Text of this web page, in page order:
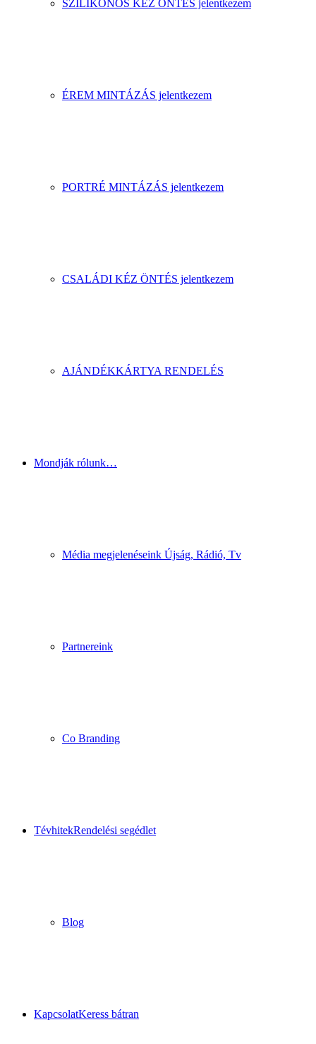
SZILIKONOS KÉZ ÖNTÉS jelentkezem
ÉREM MINTÁZÁS jelentkezem
PORTRÉ MINTÁZÁS jelentkezem
CSALÁDI KÉZ ÖNTÉS jelentkezem
AJÁNDÉKKÁRTYA RENDELÉS
Mondják rólunk…
Média megjelenéseink Újság, Rádió, Tv
Partnereink
Co Branding
TévhitekRendelési segédlet
Blog
KapcsolatKeress bátran